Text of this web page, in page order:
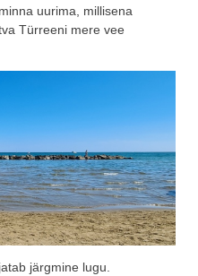
uurima, millisena
Türreeni mere vee
järgmine lugu.